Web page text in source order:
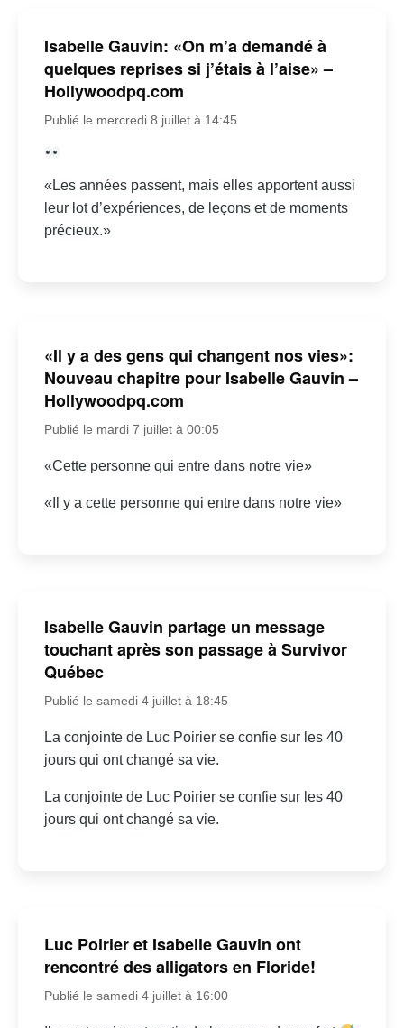
Isabelle Gauvin: «On m’a demandé à
quelques reprises si j’étais à l’aise» –
Hollywoodpq.com
Publié le mercredi 8 juillet à 14:45
«Les années passent, mais elles apportent aussi
leur lot d’expériences, de leçons et de moments
précieux.»
«Il y a des gens qui changent nos vies»:
Nouveau chapitre pour Isabelle Gauvin –
Hollywoodpq.com
Publié le mardi 7 juillet à 00:05
«Cette personne qui entre dans notre vie»
«Il y a cette personne qui entre dans notre vie»
Isabelle Gauvin partage un message
touchant après son passage à Survivor
Québec
Publié le samedi 4 juillet à 18:45
La conjointe de Luc Poirier se confie sur les 40
jours qui ont changé sa vie.
La conjointe de Luc Poirier se confie sur les 40
jours qui ont changé sa vie.
Luc Poirier et Isabelle Gauvin ont
rencontré des alligators en Floride!
Publié le samedi 4 juillet à 16:00